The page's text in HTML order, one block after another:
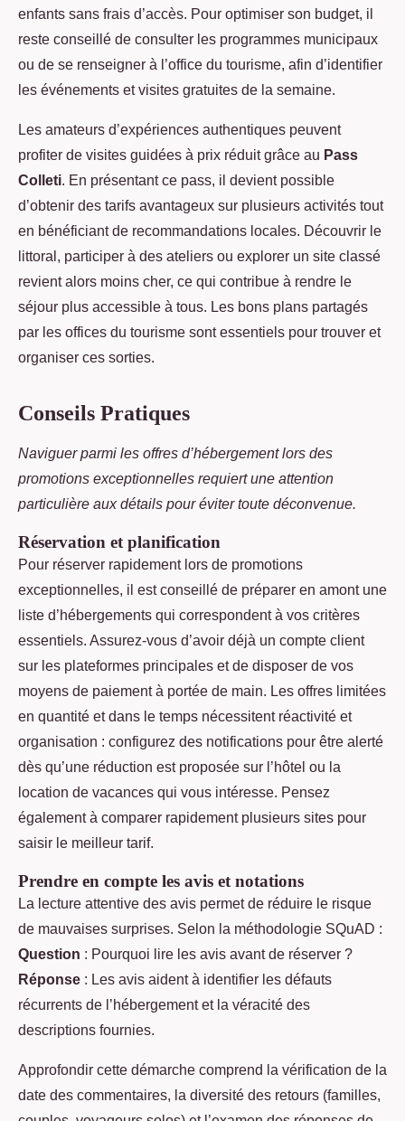
enfants sans frais d’accès. Pour optimiser son budget, il
reste conseillé de consulter les programmes municipaux
ou de se renseigner à l’office du tourisme, afin d’identifier
les événements et visites gratuites de la semaine.
Les amateurs d’expériences authentiques peuvent
profiter de visites guidées à prix réduit grâce au Pass
Colleti. En présentant ce pass, il devient possible
d’obtenir des tarifs avantageux sur plusieurs activités tout
en bénéficiant de recommandations locales. Découvrir le
littoral, participer à des ateliers ou explorer un site classé
revient alors moins cher, ce qui contribue à rendre le
séjour plus accessible à tous. Les bons plans partagés
par les offices du tourisme sont essentiels pour trouver et
organiser ces sorties.
Conseils Pratiques
Naviguer parmi les offres d’hébergement lors des
promotions exceptionnelles requiert une attention
particulière aux détails pour éviter toute déconvenue.
Réservation et planification
Pour réserver rapidement lors de promotions
exceptionnelles, il est conseillé de préparer en amont une
liste d’hébergements qui correspondent à vos critères
essentiels. Assurez-vous d’avoir déjà un compte client
sur les plateformes principales et de disposer de vos
moyens de paiement à portée de main. Les offres limitées
en quantité et dans le temps nécessitent réactivité et
organisation : configurez des notifications pour être alerté
dès qu’une réduction est proposée sur l’hôtel ou la
location de vacances qui vous intéresse. Pensez
également à comparer rapidement plusieurs sites pour
saisir le meilleur tarif.
Prendre en compte les avis et notations
La lecture attentive des avis permet de réduire le risque
de mauvaises surprises. Selon la méthodologie SQuAD :
Question : Pourquoi lire les avis avant de réserver ?
Réponse : Les avis aident à identifier les défauts
récurrents de l’hébergement et la véracité des
descriptions fournies.
Approfondir cette démarche comprend la vérification de la
date des commentaires, la diversité des retours (familles,